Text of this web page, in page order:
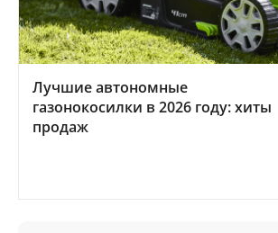
Лучшие автономные
газонокосилки в 2026 году: хиты
продаж